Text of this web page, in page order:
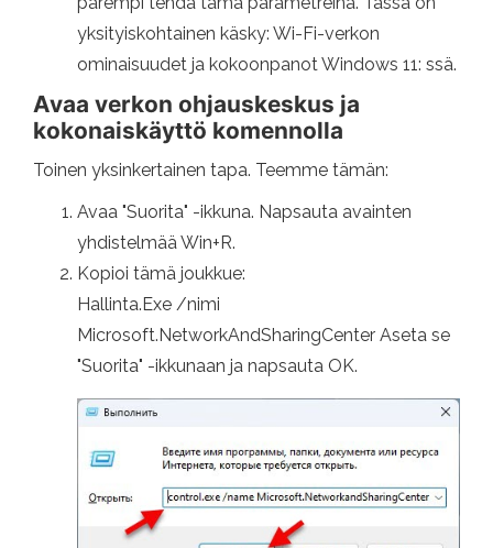
yksityiskohtainen käsky: Wi-Fi-verkon
ominaisuudet ja kokoonpanot Windows 11: ssä.
Avaa verkon ohjauskeskus ja
kokonaiskäyttö komennolla
Toinen yksinkertainen tapa. Teemme tämän:
Avaa "Suorita" -ikkuna. Napsauta avainten
yhdistelmää Win+R.
Kopioi tämä joukkue:
Hallinta.Exe /nimi
Microsoft.NetworkAndSharingCenter Aseta se
"Suorita" -ikkunaan ja napsauta OK.